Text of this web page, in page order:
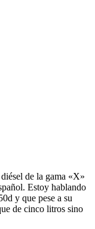
de la gama «X»
Estoy hablando
y que pese a su
de cinco litros sino